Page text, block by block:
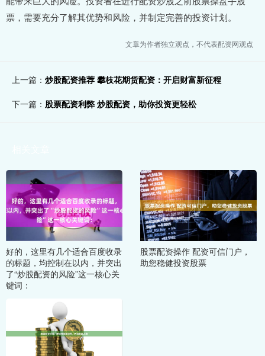
票，需要充分了解其优势和风险，并制定完善的投资计划。
文章为作者独立观点，不代表配资网观点
上一篇： 炒股配资推荐 攀枝花期货配资：开启财富新征程
下一篇： 股票配资利弊 炒股配资，助你投资更轻松
好的，这里有几个适合百度收录
的标题，均控制在以内，并突出
了“炒股配资的风险”这一核心关
键词：
股票配资操作 配资可信门户，
助您稳健投资股票